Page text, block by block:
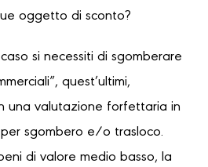
oggetto di sconto?
si necessiti di sgomberare
quest’ultimi,
una valutazione forfettaria in
sgombero e/o trasloco.
di valore medio basso, la